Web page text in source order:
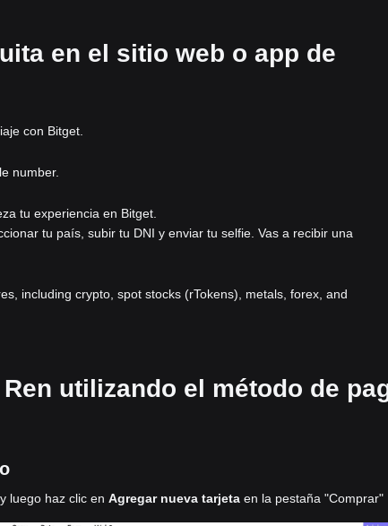
en el sitio web o app de
con Bitget.
number.
tu experiencia en Bitget.
tu país, subir tu DNI y enviar tu selfie. Vas a recibir una
including crypto, spot stocks (rTokens), metals, forex, and
utilizando el método de
, y luego haz clic en Agregar nueva tarjeta en la pestaña "Comprar"